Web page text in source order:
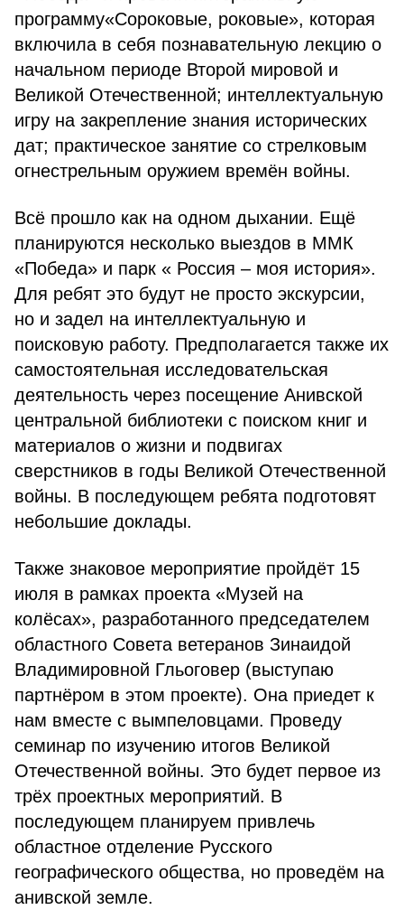
программу«Сороковые, роковые», которая
включила в себя познавательную лекцию о
начальном периоде Второй мировой и
Великой Отечественной; интеллектуальную
игру на закрепление знания исторических
дат; практическое занятие со стрелковым
огнестрельным оружием времён войны.
Всё прошло как на одном дыхании. Ещё
планируются несколько выездов в ММК
«Победа» и парк « Россия – моя история».
Для ребят это будут не просто экскурсии,
но и задел на интеллектуальную и
поисковую работу. Предполагается также их
самостоятельная исследовательская
деятельность через посещение Анивской
центральной библиотеки с поиском книг и
материалов о жизни и подвигах
сверстников в годы Великой Отечественной
войны. В последующем ребята подготовят
небольшие доклады.
Также знаковое мероприятие пройдёт 15
июля в рамках проекта «Музей на
колёсах», разработанного председателем
областного Совета ветеранов Зинаидой
Владимировной Гльоговер (выступаю
партнёром в этом проекте). Она приедет к
нам вместе с вымпеловцами. Проведу
семинар по изучению итогов Великой
Отечественной войны. Это будет первое из
трёх проектных мероприятий. В
последующем планируем привлечь
областное отделение Русского
географического общества, но проведём на
анивской земле.